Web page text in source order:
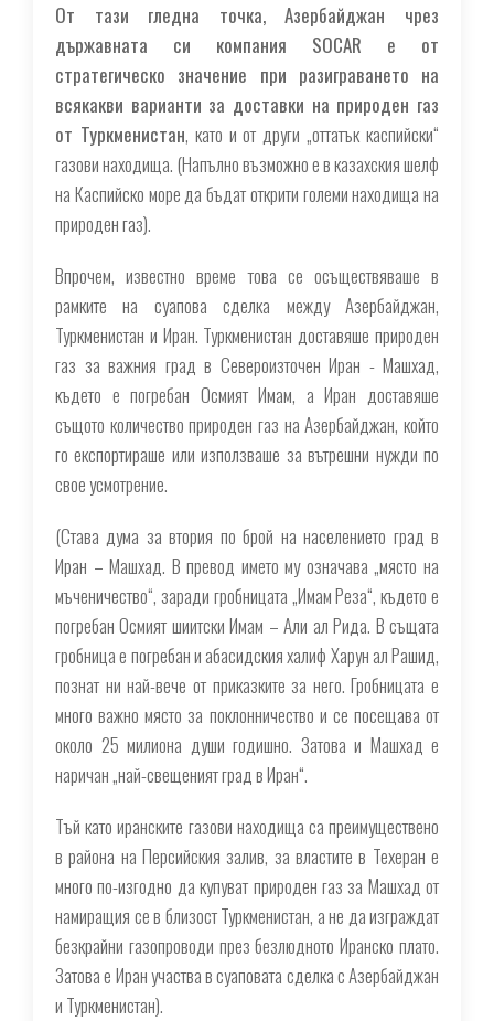
От тази гледна точка, Азербайджан чрез
държавната си компания SOCAR е от
стратегическо значение при разиграването на
всякакви варианти за доставки на природен газ
от Туркменистан, като и от други „оттатък каспийски“
газови находища. (Напълно възможно е в казахския шелф
на Каспийско море да бъдат открити големи находища на
природен газ).
Впрочем, известно време това се осъществяваше в
рамките на суапова сделка между Азербайджан,
Туркменистан и Иран. Туркменистан доставяше природен
газ за важния град в Североизточен Иран - Машхад,
където е погребан Осмият Имам, а Иран доставяше
същото количество природен газ на Азербайджан, който
го експортираше или използваше за вътрешни нужди по
свое усмотрение.
(Става дума за втория по брой на населението град в
Иран – Машхад. В превод името му означава „място на
мъченичество“, заради гробницата „Имам Реза“, където е
погребан Осмият шиитски Имам – Али ал Рида. В същата
гробница е погребан и абасидския халиф Харун ал Рашид,
познат ни най-вече от приказките за него. Гробницата е
много важно място за поклонничество и се посещава от
около 25 милиона души годишно. Затова и Машхад е
наричан „най-свещеният град в Иран“.
Тъй като иранските газови находища са преимуществено
в района на Персийския залив, за властите в Техеран е
много по-изгодно да купуват природен газ за Машхад от
намиращия се в близост Туркменистан, а не да изграждат
безкрайни газопроводи през безлюдното Иранско плато.
Затова е Иран участва в суаповата сделка с Азербайджан
и Туркменистан).